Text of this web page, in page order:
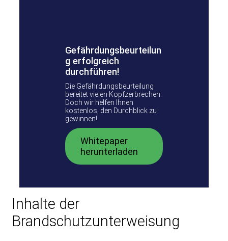
Gefährdungsbeurteilun
g erfolgreich
durchführen!
Die Gefährdungsbeurteilung
bereitet vielen Kopfzerbrechen.
Doch wir helfen Ihnen
kostenlos, den Durchblick zu
gewinnen!
Whitepaper
herunterladen
Inhalte der
Brandschutzunterweisung